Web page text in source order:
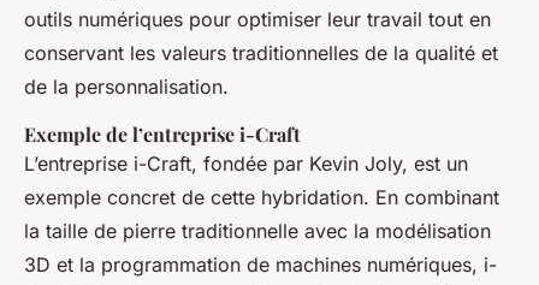
outils numériques pour optimiser leur travail tout en
conservant les valeurs traditionnelles de la qualité et
de la personnalisation.
Exemple de l’entreprise i-Craft
L’entreprise i-Craft, fondée par Kevin Joly, est un
exemple concret de cette hybridation. En combinant
la taille de pierre traditionnelle avec la modélisation
3D et la programmation de machines numériques, i-